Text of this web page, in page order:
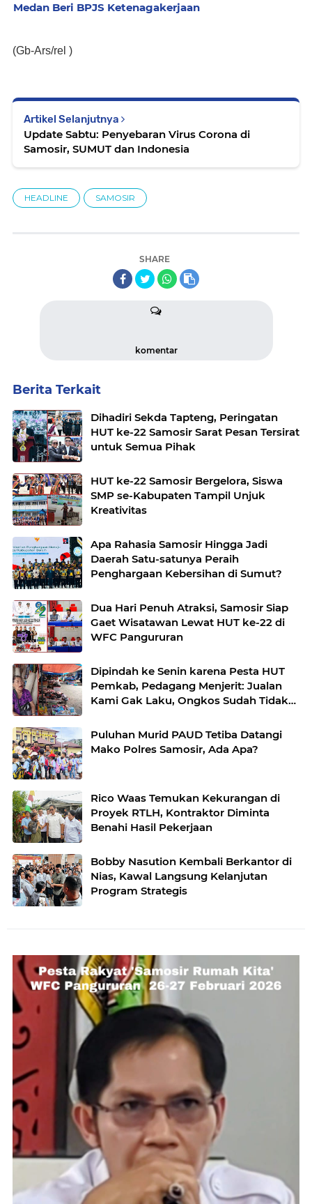
Medan Beri BPJS Ketenagakerjaan
(Gb-Ars/rel )
Artikel Selanjutnya
Update Sabtu: Penyebaran Virus Corona di
Samosir, SUMUT dan Indonesia
HEADLINE SAMOSIR
SHARE
komentar
Berita Terkait
Dihadiri Sekda Tapteng, Peringatan
HUT ke-22 Samosir Sarat Pesan Tersirat
untuk Semua Pihak
HUT ke-22 Samosir Bergelora, Siswa
SMP se-Kabupaten Tampil Unjuk
Kreativitas
Apa Rahasia Samosir Hingga Jadi
Daerah Satu-satunya Peraih
Penghargaan Kebersihan di Sumut?
Dua Hari Penuh Atraksi, Samosir Siap
Gaet Wisatawan Lewat HUT ke-22 di
WFC Pangururan
Dipindah ke Senin karena Pesta HUT
Pemkab, Pedagang Menjerit: Jualan
Kami Gak Laku, Ongkos Sudah Tidak
Puluhan Murid PAUD Tetiba Datangi
Mako Polres Samosir, Ada Apa?
Rico Waas Temukan Kekurangan di
Proyek RTLH, Kontraktor Diminta
Benahi Hasil Pekerjaan
Bobby Nasution Kembali Berkantor di
Nias, Kawal Langsung Kelanjutan
Program Strategis